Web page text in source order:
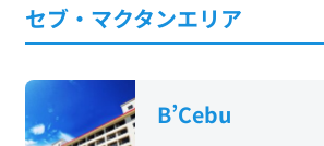
セブ・マクタンエリア
B’Cebu